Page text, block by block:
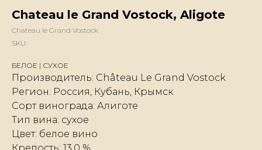
Chateau le Grand Vostock, Aligote
Chateau le Grand Vostock
SKU:
БЕЛОЕ | СУХОЕ
Производитель: Château Le Grand Vostock
Регион: Россия, Кубань, Крымск
Сорт винограда: Алиготе
Тип вина: сухое
Цвет: белое вино